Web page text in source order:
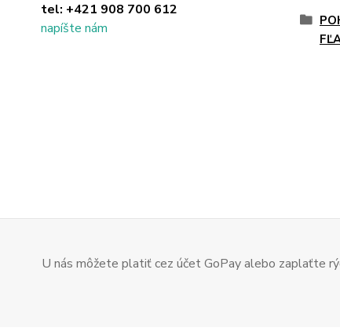
tel: +421 908 700 612
napíšte nám
U nás môžete platiť cez účet GoPay alebo zaplaťte